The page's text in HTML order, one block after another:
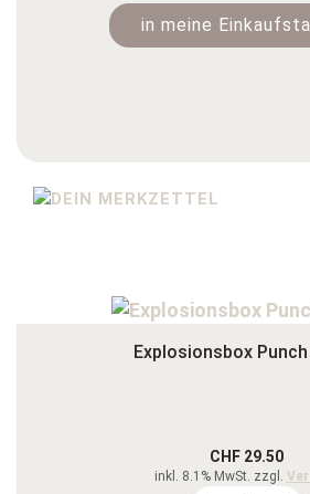
in meine
Explosionsbox
CHF 29.50
inkl. 8.1% MwSt. zzgl.